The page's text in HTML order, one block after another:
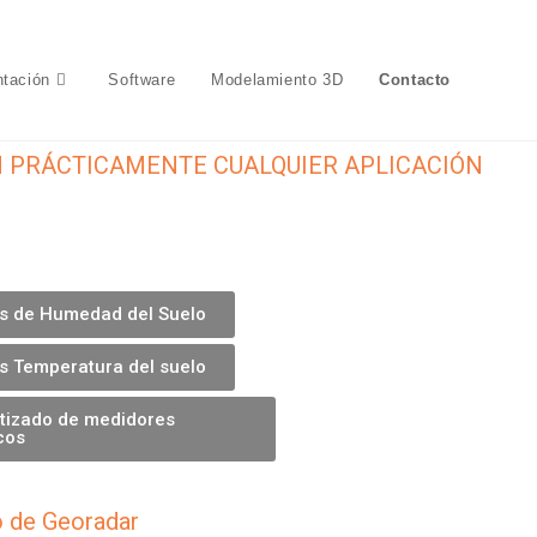
 Software Modelamiento 3D Contacto
CUALQUIER APLICACIÓN
de Humedad del Suelo
Temperatura del suelo
de medidores
Georadar